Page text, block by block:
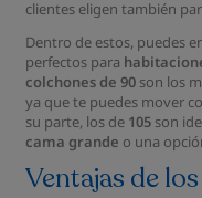
clientes eligen también
Dentro de estos, puedes
perfectos para
colchones de 90son los
ya que te puedes mover
su parte, los de105son
cama grande o una
Ventajas de